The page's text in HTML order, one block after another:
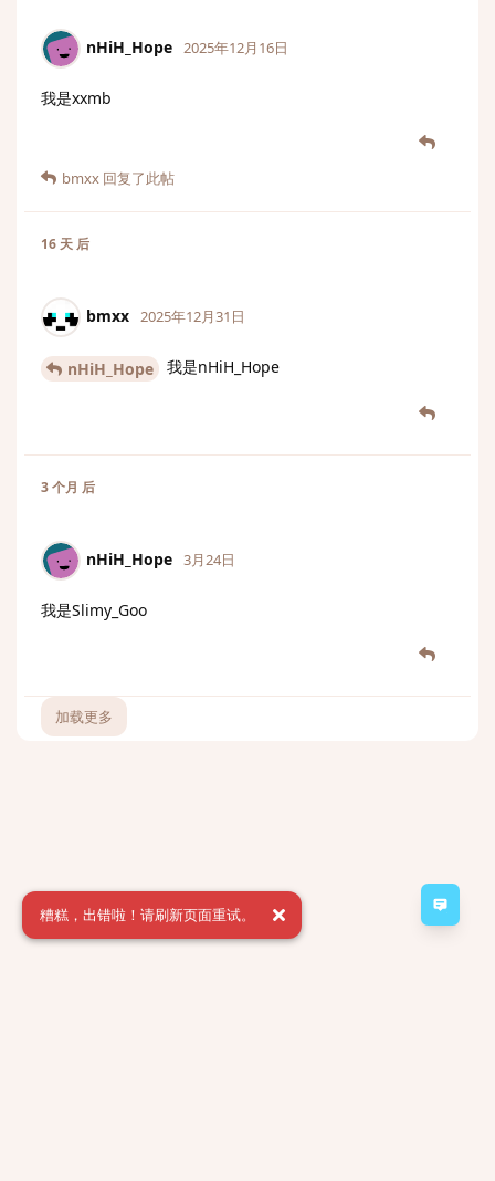
意见
nHiH_Hope 2025年12月16日
我是xxmb
bmxx 回复了此帖
16 天 后
bmxx 2025年12月31日
nHiH_Hope 我是nHiH_Hope
3 个月 后
nHiH_Hope 3月24日
我是Slimy_Goo
加载更多
糟糕，出错啦！请刷新页面重试。